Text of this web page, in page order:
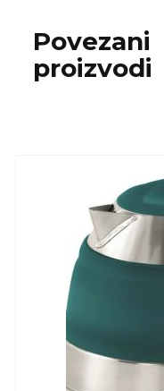
Povezani
proizvodi